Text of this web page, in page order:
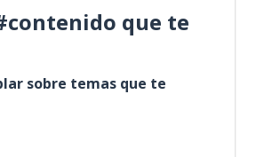
que te
sobre temas que te